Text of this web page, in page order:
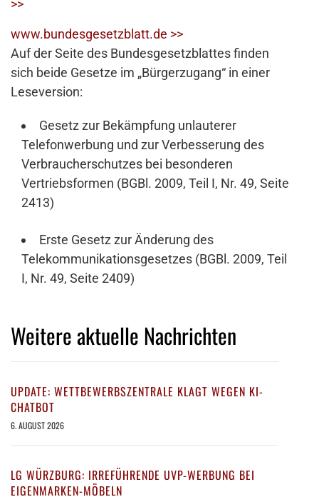
>>
www.bundesgesetzblatt.de >>
Auf der Seite des Bundesgesetzblattes finden
sich beide Gesetze im „Bürgerzugang“ in einer
Leseversion:
Gesetz zur Bekämpfung unlauterer
Telefonwerbung und zur Verbesserung des
Verbraucherschutzes bei besonderen
Vertriebsformen (BGBl. 2009, Teil I, Nr. 49, Seite
2413)
Erste Gesetz zur Änderung des
Telekommunikationsgesetzes (BGBl. 2009, Teil
I, Nr. 49, Seite 2409)
Weitere aktuelle Nachrichten
UPDATE: WETTBEWERBSZENTRALE KLAGT WEGEN KI-
CHATBOT
6. AUGUST 2026
LG WÜRZBURG: IRREFÜHRENDE UVP-WERBUNG BEI
EIGENMARKEN-MÖBELN